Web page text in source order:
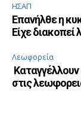
ΗΣΑΠ
Επανήλθε η
Είχε
Λεωφορεία
στις